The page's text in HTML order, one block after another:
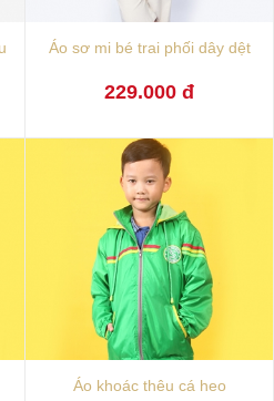
Áo sơ mi bé trai phối dây dệt
229.000 đ
Áo khoác thêu cá heo